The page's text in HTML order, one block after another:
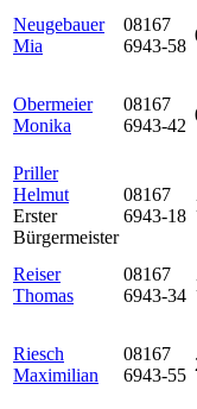
Neugebauer
Mia
08167
6943-58
Obermeier
Monika
08167
6943-42
Priller
Helmut
Erster
Bürgermeister
08167
6943-18
Reiser
Thomas
08167
6943-34
Riesch
Maximilian
08167
6943-55